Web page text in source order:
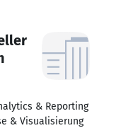
& Reporting
& Visualisierung